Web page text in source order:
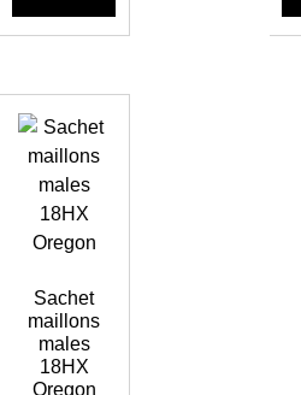
Sachet
maillons
males
18HX
Oregon